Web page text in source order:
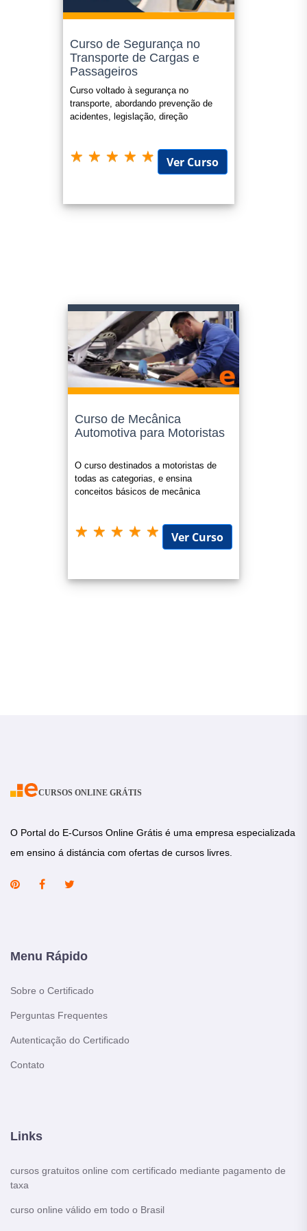
Curso de Segurança no
Transporte de Cargas e
Passageiros
Curso voltado à segurança no
transporte, abordando prevenção de
acidentes, legislação, direção
Ver Curso
Curso de Mecânica
Automotiva para Motoristas
O curso destinados a motoristas de
todas as categorias, e ensina
conceitos básicos de mecânica
Ver Curso
CURSOS ONLINE GRÁTIS
O Portal do E-Cursos Online Grátis é uma empresa especializada
em ensino á distáncia com ofertas de cursos livres.
Menu Rápido
Sobre o Certificado
Perguntas Frequentes
Autenticação do Certificado
Contato
Links
cursos gratuitos online com certificado mediante pagamento de
taxa
curso online válido em todo o Brasil